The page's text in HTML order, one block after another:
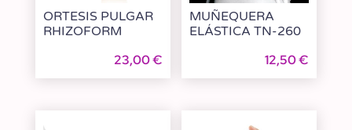
ORTESIS PULGAR
RHIZOFORM
23,00€
MUÑEQUERA
ELÁSTICA TN-260
12,50€